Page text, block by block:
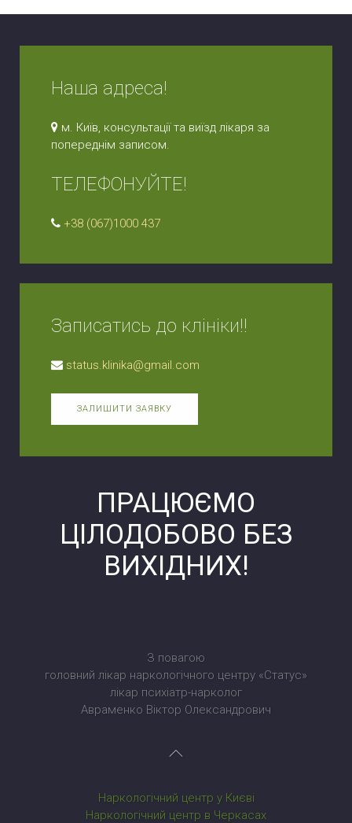
Наша адреса!
м. Київ, консультації та виїзд лікаря за
попереднім записом.
ТЕЛЕФОНУЙТЕ!
+38 (067)1000 437
Записатись до клініки!!
status.klinika@gmail.com
ЗАЛИШИТИ ЗАЯВКУ
ПРАЦЮЄМО
ЦІЛОДОБОВО БЕЗ
ВИХІДНИХ!
З повагою
головний лікар наркологічного центру «Статус»
лікар психіатр-нарколог
Авраменко Віктор Олександрович
Наркологічний центр у Києві
Наркологічний центр в Черкасах